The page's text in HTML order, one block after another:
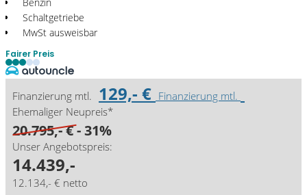
Schaltgetriebe
MwSt ausweisbar
Fairer Preis
Finanzierung mtl. 129,- € Finanzierung mtl.
Ehemaliger Neupreis*
20.795,- €- 31%
Unser Angebotspreis:
14.439,-
12.134,- € netto